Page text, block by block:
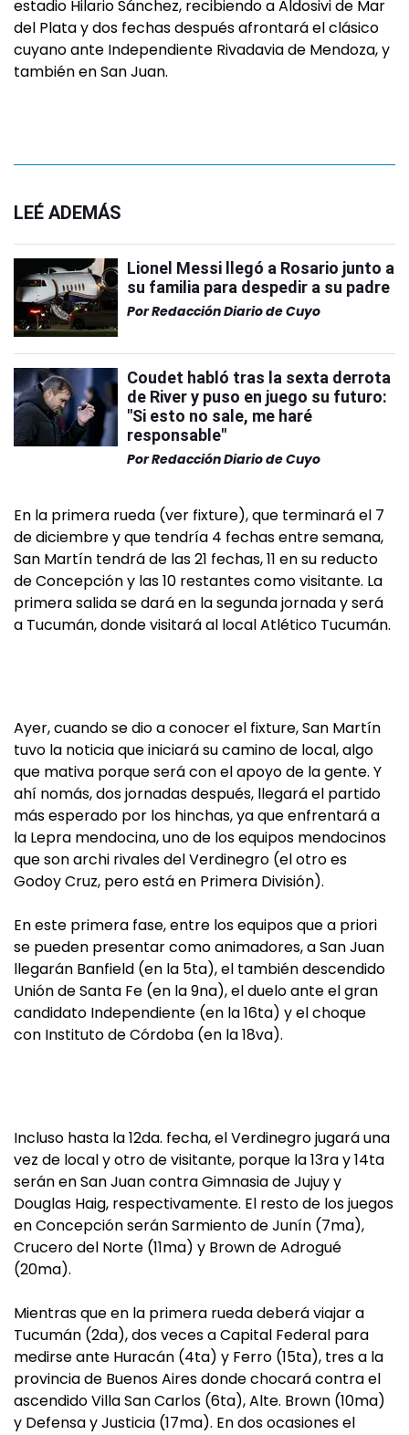
estadio Hilario Sánchez, recibiendo a Aldosivi de Mar
del Plata y dos fechas después afrontará el clásico
cuyano ante Independiente Rivadavia de Mendoza, y
también en San Juan.
LEÉ ADEMÁS
Lionel Messi llegó a Rosario junto a
su familia para despedir a su padre
PorRedacción Diario de Cuyo
Coudet habló tras la sexta derrota
de River y puso en juego su futuro:
"Si esto no sale, me haré
responsable"
PorRedacción Diario de Cuyo
En la primera rueda (ver fixture), que terminará el 7
de diciembre y que tendría 4 fechas entre semana,
San Martín tendrá de las 21 fechas, 11 en su reducto
de Concepción y las 10 restantes como visitante. La
primera salida se dará en la segunda jornada y será
a Tucumán, donde visitará al local Atlético Tucumán.
Ayer, cuando se dio a conocer el fixture, San Martín
tuvo la noticia que iniciará su camino de local, algo
que mativa porque será con el apoyo de la gente. Y
ahí nomás, dos jornadas después, llegará el partido
más esperado por los hinchas, ya que enfrentará a
la Lepra mendocina, uno de los equipos mendocinos
que son archi rivales del Verdinegro (el otro es
Godoy Cruz, pero está en Primera División).
En este primera fase, entre los equipos que a priori
se pueden presentar como animadores, a San Juan
llegarán Banfield (en la 5ta), el también descendido
Unión de Santa Fe (en la 9na), el duelo ante el gran
candidato Independiente (en la 16ta) y el choque
con Instituto de Córdoba (en la 18va).
Incluso hasta la 12da. fecha, el Verdinegro jugará una
vez de local y otro de visitante, porque la 13ra y 14ta
serán en San Juan contra Gimnasia de Jujuy y
Douglas Haig, respectivamente. El resto de los juegos
en Concepción serán Sarmiento de Junín (7ma),
Crucero del Norte (11ma) y Brown de Adrogué
(20ma).
Mientras que en la primera rueda deberá viajar a
Tucumán (2da), dos veces a Capital Federal para
medirse ante Huracán (4ta) y Ferro (15ta), tres a la
provincia de Buenos Aires donde chocará contra el
ascendido Villa San Carlos (6ta), Alte. Brown (10ma)
y Defensa y Justicia (17ma). En dos ocasiones el